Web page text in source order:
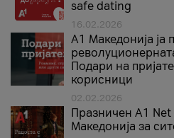
safe dating
16.02.2026
А1 Македонија ја
Подари на
корисници
02.02.2026
Празничен A1
Македонија за